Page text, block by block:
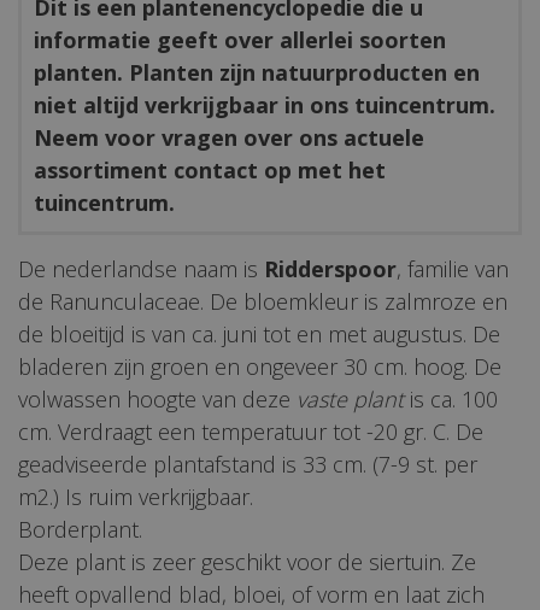
Dit is een plantenencyclopedie die u
informatie geeft over allerlei soorten
planten. Planten zijn natuurproducten en
niet altijd verkrijgbaar in ons tuincentrum.
Neem voor vragen over ons actuele
assortiment contact op met het
tuincentrum.
De nederlandse naam is Ridderspoor, familie van
de Ranunculaceae. De bloemkleur is zalmroze en
de bloeitijd is van ca. juni tot en met augustus. De
bladeren zijn groen en ongeveer 30 cm. hoog. De
volwassen hoogte van deze vaste plantis ca. 100
cm. Verdraagt een temperatuur tot -20 gr. C. De
geadviseerde plantafstand is 33 cm. (7-9 st. per
m2.) Is ruim verkrijgbaar.
Borderplant.
Deze plant is zeer geschikt voor de siertuin. Ze
heeft opvallend blad, bloei, of vorm en laat zich